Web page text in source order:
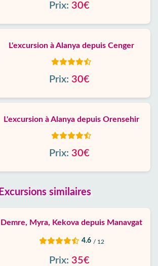
Prix: 30€
L'excursion à Alanya depuis Cenger
Prix: 30€
L'excursion à Alanya depuis Orensehir
Prix: 30€
Excursions similaires
Demre, Myra, Kekova depuis Manavgat
4.6 / 12
Prix: 35€